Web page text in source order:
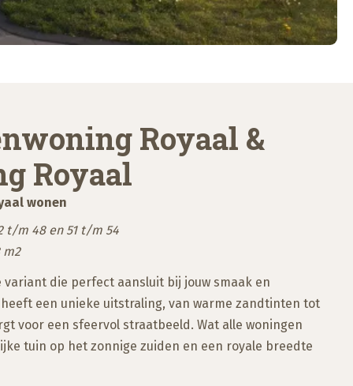
Royaal &
Royaal
wonen
t/m 48 en 51 t/m 54
m2
variant die perfect aansluit bij jouw smaak en
een unieke uitstraling, van warme zandtinten tot
voor een sfeervol straatbeeld. Wat alle woningen
tuin op het zonnige zuiden en een royale breedte